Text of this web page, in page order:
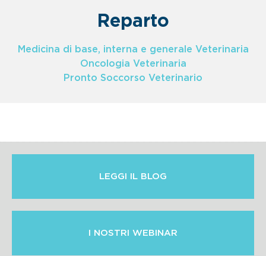
Reparto
Medicina di base, interna e generale Veterinaria
Oncologia Veterinaria
Pronto Soccorso Veterinario
LEGGI IL BLOG
I NOSTRI WEBINAR